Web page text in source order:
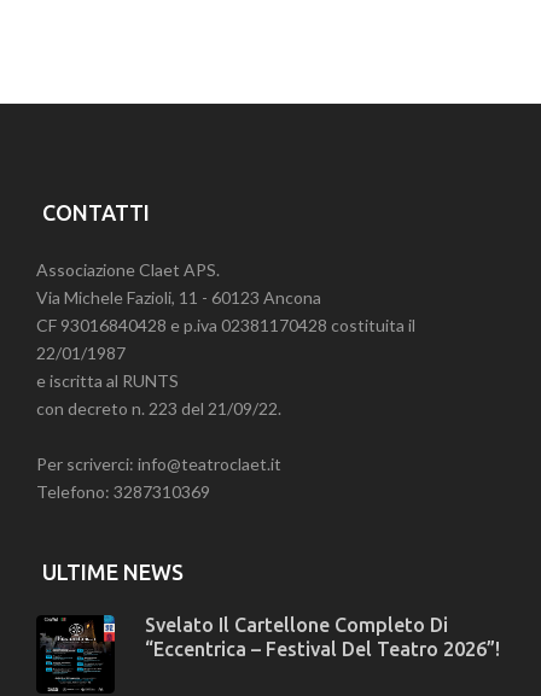
CONTATTI
Associazione Claet APS.
Via Michele Fazioli, 11 - 60123 Ancona
CF 93016840428 e p.iva 02381170428 costituita il
22/01/1987
e iscritta al RUNTS
con decreto n. 223 del 21/09/22.
Per scriverci: info@teatroclaet.it
Telefono: 3287310369
ULTIME NEWS
Svelato Il Cartellone Completo Di
“Eccentrica – Festival Del Teatro 2026”!